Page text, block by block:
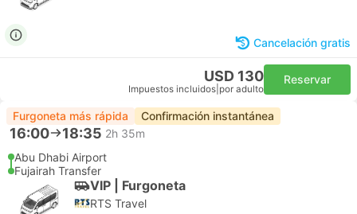
Cancelación gratis
USD 130
Impuestos incluidos por adulto
Reservar
Furgoneta más rápida Confirmación instantánea
16:00 18:35 2h 35m
Abu Dhabi Airport
Fujairah Transfer
VIP | Furgoneta
RTS Travel